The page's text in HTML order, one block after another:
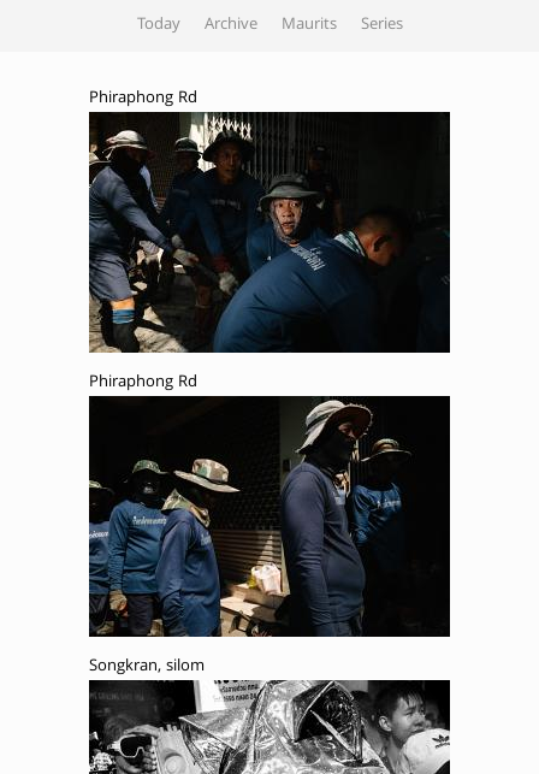
Today Archive Maurits Series
Phiraphong Rd
Phiraphong Rd
Songkran, silom